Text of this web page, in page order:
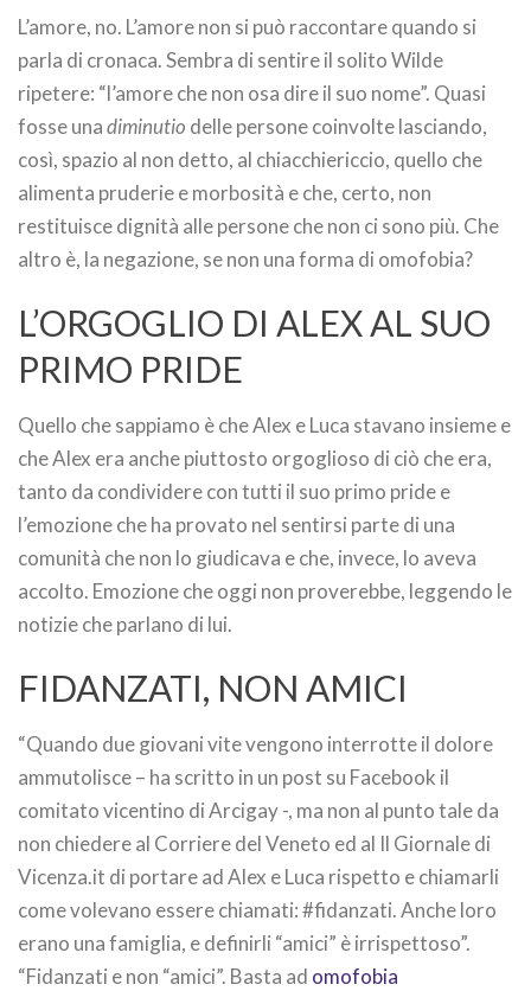
L’amore, no. L’amore non si può raccontare quando si
parla di cronaca. Sembra di sentire il solito Wilde
ripetere: “l’amore che non osa dire il suo nome”. Quasi
fosse unadiminutio delle persone coinvolte lasciando,
così, spazio al non detto, al chiacchiericcio, quello che
alimenta pruderie e morbosità e che, certo, non
restituisce dignità alle persone che non ci sono più. Che
altro è, la negazione, se non una forma di omofobia?
L’ORGOGLIO DI ALEX AL SUO
PRIMO PRIDE
Quello che sappiamo è che Alex e Luca stavano insieme e
che Alex era anche piuttosto orgoglioso di ciò che era,
tanto da condividere con tutti il suo primo pride e
l’emozione che ha provato nel sentirsi parte di una
comunità che non lo giudicava e che, invece, lo aveva
accolto. Emozione che oggi non proverebbe, leggendo le
notizie che parlano di lui.
FIDANZATI, NON AMICI
“Quando due giovani vite vengono interrotte il dolore
ammutolisce – ha scritto in un post su Facebook il
comitato vicentino di Arcigay -, ma non al punto tale da
non chiedere al Corriere del Veneto ed al Il Giornale di
Vicenza.it di portare ad Alex e Luca rispetto e chiamarli
come volevano essere chiamati: #fidanzati. Anche loro
erano una famiglia, e definirli “amici” è irrispettoso”.
“Fidanzati e non “amici”. Basta ad omofobia